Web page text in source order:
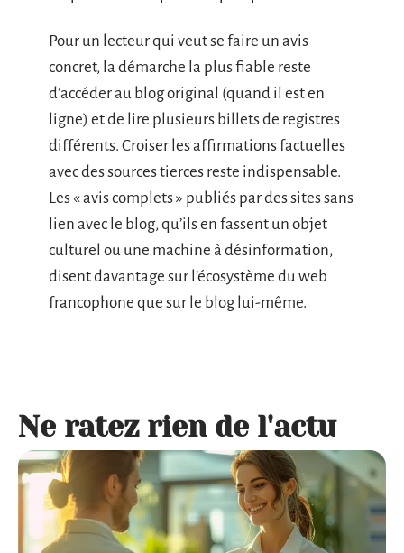
Pour un lecteur qui veut se faire un avis
concret, la démarche la plus fiable reste
d’accéder au blog original (quand il est en
ligne) et de lire plusieurs billets de registres
différents. Croiser les affirmations factuelles
avec des sources tierces reste indispensable.
Les « avis complets » publiés par des sites sans
lien avec le blog, qu’ils en fassent un objet
culturel ou une machine à désinformation,
disent davantage sur l’écosystème du web
francophone que sur le blog lui-même.
Ne ratez rien de l'actu